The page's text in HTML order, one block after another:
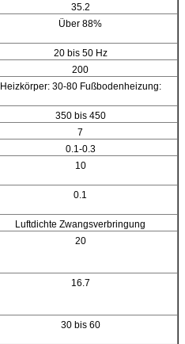
35.2
Über 88%
20 bis 50 Hz
200
Heizkörper: 30-80 Fußbodenheizung:
350 bis 450
7
0.1-0.3
10
0.1
Luftdichte Zwangsverbringung
20
16.7
30 bis 60